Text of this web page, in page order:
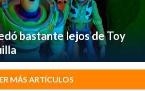
bastante lejos de Toy
MÁS ARTÍCULOS